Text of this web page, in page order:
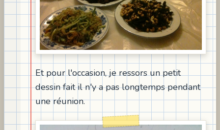
Et pour l'occasion, je ressors un petit
dessin fait il n'y a pas longtemps pendant
une réunion.